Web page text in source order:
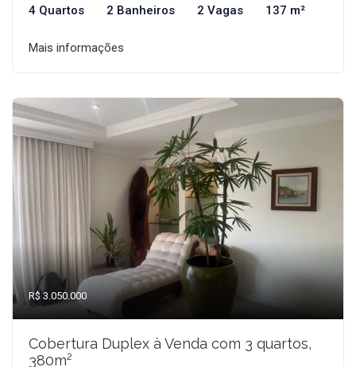
4 Quartos 2 Banheiros 2 Vagas 137 m²
Mais informações
R$ 3.050.000
Cobertura Duplex à Venda com 3 quartos,
380m²